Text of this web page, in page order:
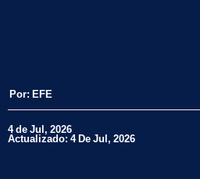
Por: EFE
4 de Jul, 2026
Actualizado: 4 De Jul, 2026